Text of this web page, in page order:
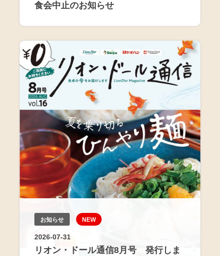
食会中止のお知らせ
お知らせ NEW
2026-07-31
リオン・ドール通信8月号 発行しま